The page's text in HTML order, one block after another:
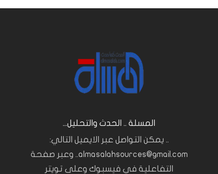
المسلة .. الحدث والتحليل...
.. يمكن التواصل عبر الايميل التالي:
almasalahsources@gmail.com.. وعبر صفحة
التفاعلية في فيسبوك وعلى تويتر